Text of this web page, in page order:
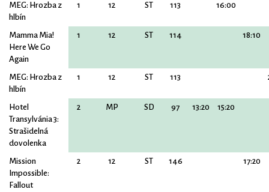
MEG: Hrozba z
hlbín
1 12 ST 113 16:00
Mamma Mia!
Here We Go
Again
1 12 ST 114 18:10
MEG: Hrozba z
hlbín
1 12 ST 113
Hotel
Transylvánia 3:
Strašidelná
dovolenka
2 MP SD 97 13:20 15:20
Mission
Impossible:
Fallout
2 12 ST 146 17:20